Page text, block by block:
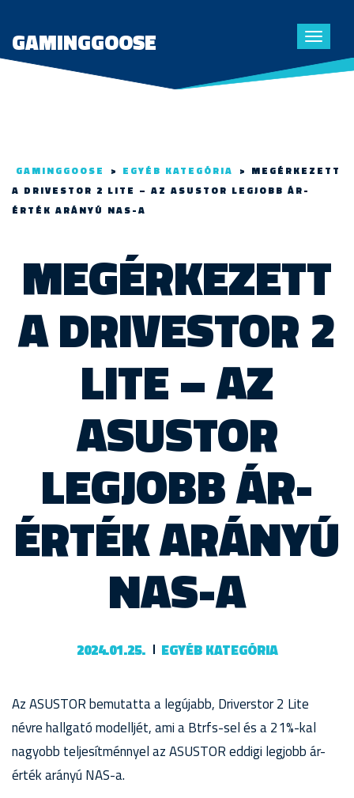
Toggle
GAMINGGOOSE
GAMINGGOOSE > EGYÉB KATEGÓRIA > MEGÉRKEZETT
A DRIVESTOR 2 LITE – AZ ASUSTOR LEGJOBB ÁR-
ÉRTÉK ARÁNYÚ NAS-A
MEGÉRKEZETT
A DRIVESTOR 2
LITE – AZ
ASUSTOR
LEGJOBB ÁR-
ÉRTÉK ARÁNYÚ
NAS-A
2024.01.25. EGYÉB KATEGÓRIA
Az ASUSTOR bemutatta a legújabb, Driverstor 2 Lite
névre hallgató modelljét, ami a Btrfs-sel és a 21%-kal
nagyobb teljesítménnyel az ASUSTOR eddigi legjobb ár-
érték arányú NAS-a.